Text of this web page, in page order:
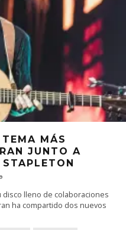
MÁS
JUNTO A
lleno de colaboraciones
ha compartido dos nuevos